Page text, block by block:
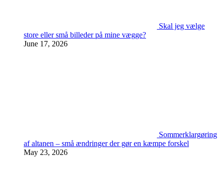
Skal jeg vælge
store eller små billeder på mine vægge?
June 17, 2026
Sommerklargøring
af altanen – små ændringer der gør en kæmpe forskel
May 23, 2026